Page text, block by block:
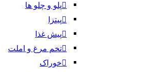
پلو و چلو ها
پیتزا
پیش غذا
تخم مرغ و املت
خوراک